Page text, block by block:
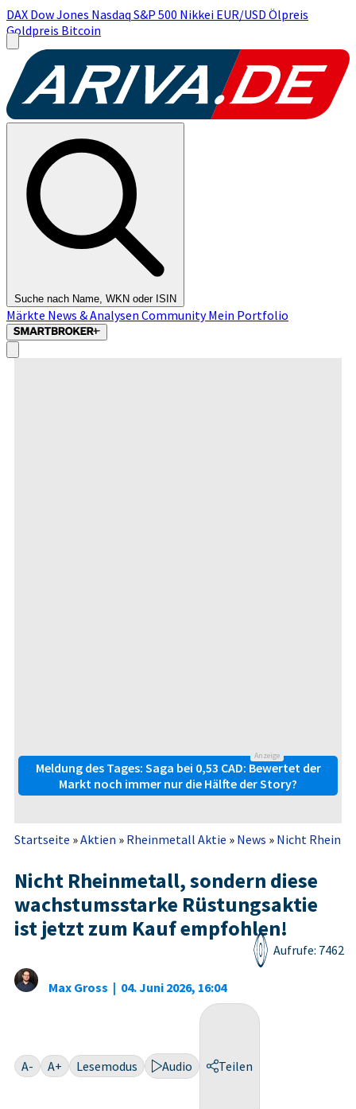
DAX Dow Jones Nasdaq S&P 500 Nikkei EUR/USD Ölpreis
Goldpreis Bitcoin
Suche nach Name, WKN oder ISIN
Märkte News & Analysen CommunityMein Portfolio
Anzeige
Meldung des Tages: Saga bei 0,53 CAD: Bewertet der
Markt noch immer nur die Hälfte der Story?
Startseite »Aktien » Rheinmetall Aktie » News » Nicht
Nicht Rheinmetall, sondern diese
wachstumsstarke Rüstungsaktie
ist jetzt zum Kauf empfohlen!
Max Gross | 04. Juni 2026, 16:04
Aufrufe: 7462
A- A+ Lesemodus Audio Teilen